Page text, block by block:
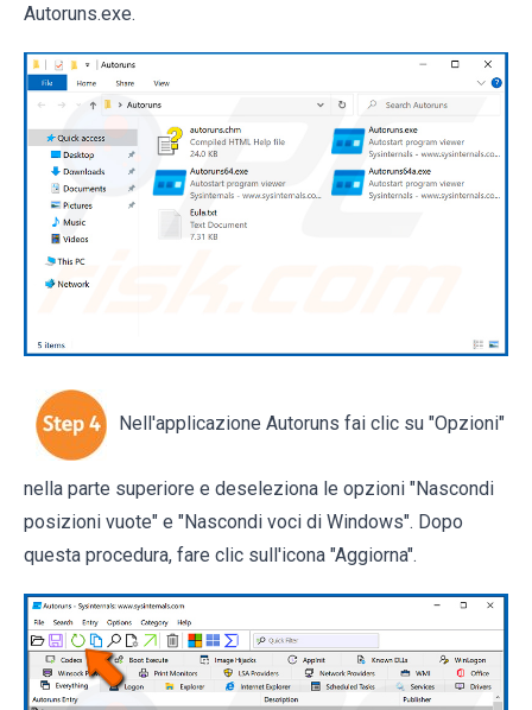
Autoruns.exe.
Nell'applicazione Autoruns fai clic su "Opzioni"
nella parte superiore e deseleziona le opzioni "Nascondi
posizioni vuote" e "Nascondi voci di Windows". Dopo
questa procedura, fare clic sull'icona "Aggiorna".